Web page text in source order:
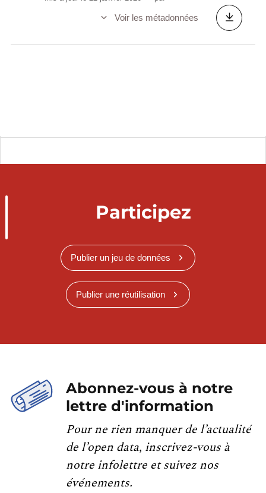
Voir les métadonnées
Participez
Publier un jeu de données
Publier une réutilisation
Abonnez-vous à notre
lettre d'information
Pour ne rien manquer de l’actualité
de l’open data, inscrivez-vous à
notre infolettre et suivez nos
événements.